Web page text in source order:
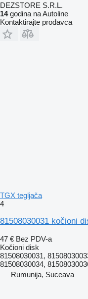
DEZSTORE S.R.L.
14godina na Autoline
Kontaktirajte prodavca
TGX tegljača
4
81508030031 kočioni
47 € Bez PDV-a
Kočioni disk
81508030031,
81508030034,
Rumunija, Suceava